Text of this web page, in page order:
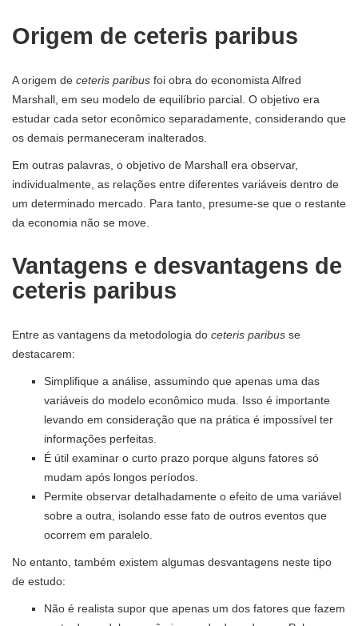
Origem de ceteris paribus
A origem de ceteris paribus foi obra do economista Alfred
Marshall, em seu modelo de equilíbrio parcial. O objetivo era
estudar cada setor econômico separadamente, considerando que
os demais permaneceram inalterados.
Em outras palavras, o objetivo de Marshall era observar,
individualmente, as relações entre diferentes variáveis ​​dentro de
um determinado mercado. Para tanto, presume-se que o restante
da economia não se move.
Vantagens e desvantagens de
ceteris paribus
Entre as vantagens da metodologia do ceteris paribus se
destacarem:
Simplifique a análise, assumindo que apenas uma das
variáveis ​​do modelo econômico muda. Isso é importante
levando em consideração que na prática é impossível ter
informações perfeitas.
É útil examinar o curto prazo porque alguns fatores só
mudam após longos períodos.
Permite observar detalhadamente o efeito de uma variável
sobre a outra, isolando esse fato de outros eventos que
ocorrem em paralelo.
No entanto, também existem algumas desvantagens neste tipo
de estudo:
Não é realista supor que apenas um dos fatores que fazem